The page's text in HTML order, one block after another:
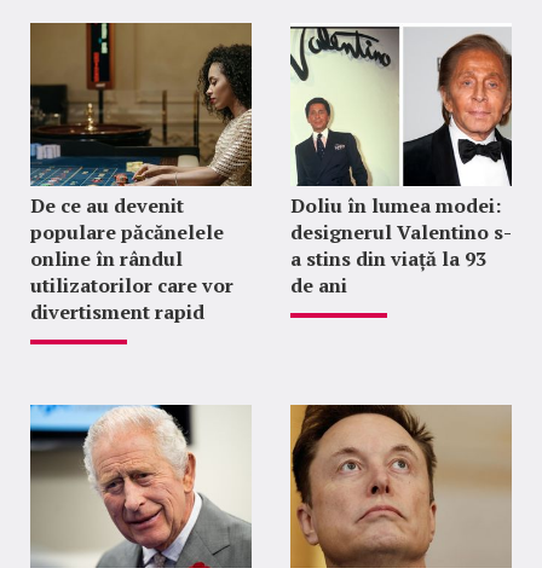
De ce au devenit
populare păcănelele
online în rândul
utilizatorilor care vor
divertisment rapid
Doliu în lumea modei:
designerul Valentino s-
a stins din viață la 93
de ani